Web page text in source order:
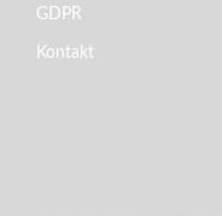
GDPR
Kontakt